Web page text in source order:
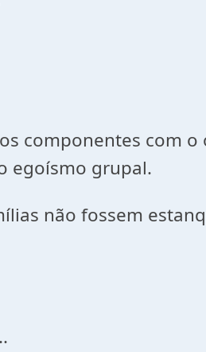
componentes com o
egoísmo grupal.
não fossem